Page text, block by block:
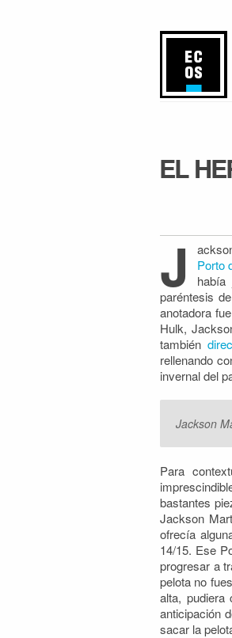
EL
J
Porto
había
paréntesis
anotadora
Hulk,
también
rellenando
invernal del
Jackson
Para
bastantes
Jackson
ofrecía
14/15. Ese
progresar a
pelota no
alta, pudiera
anticipación
sacar la